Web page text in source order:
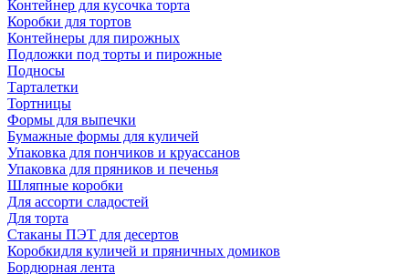
Контейнер для кусочка торта
Коробки для тортов
Контейнеры для пирожных
Подложки под торты и пирожные
Подносы
Тарталетки
Тортницы
Формы для выпечки
Бумажные формы для куличей
Упаковка для пончиков и круассанов
Упаковка для пряников и печенья
Шляпные коробки
Для ассорти сладостей
Для торта
Стаканы ПЭТ для десертов
Коробкидля куличей и пряничных домиков
Бордюрная лента